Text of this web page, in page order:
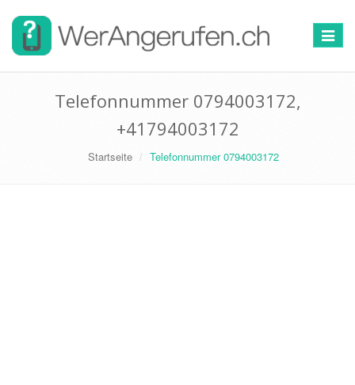
Toggle
Telefonnummer 0794003172,
+41794003172
Startseite Telefonnummer 0794003172